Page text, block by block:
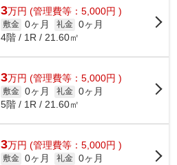
3万円 (管理費等：5,000円 )
敷金 0ヶ月 礼金 0ヶ月
4階 / 1R / 21.60㎡
3万円 (管理費等：5,000円 )
敷金 0ヶ月 礼金 0ヶ月
5階 / 1R / 21.60㎡
3万円 (管理費等：5,000円 )
敷金 0ヶ月 礼金 0ヶ月